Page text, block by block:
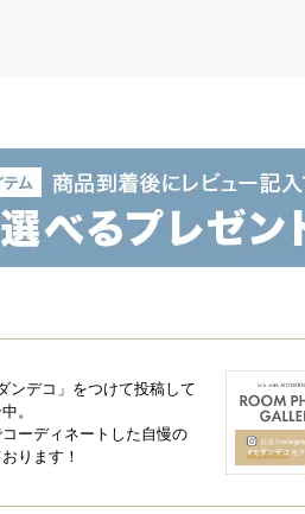
いいキャノピー
けできる便利なキャノピー。強
ちます。
ンデコ」をつけて投稿して
。
ーディネートした自慢の
ります！